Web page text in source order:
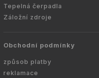
Tepelná čerpadla
Záložní zdroje
Obchodní podmínky
způsob platby
reklamace